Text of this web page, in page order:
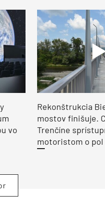
vo
Rekonštrukcia
mostov finišuje.
Trenčíne
motoristom o pol